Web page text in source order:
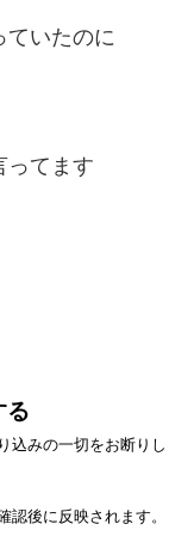
る
込みの一切をお断りし
認後に反映されます。